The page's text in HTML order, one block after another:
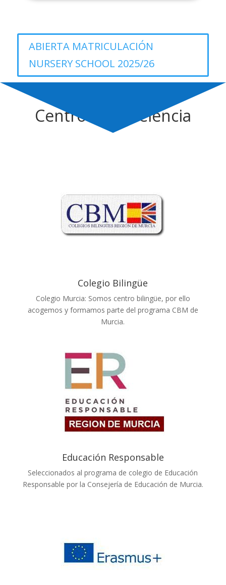
ABIERTA MATRICULACIÓN
NURSERY SCHOOL 2025/26
Centro de excelencia
Colegio Bilingüe
Colegio Murcia: Somos centro bilingüe, por ello
acogemos y formamos parte del programa CBM de
Murcia.
Educación Responsable
Seleccionados al programa de colegio de Educación
Responsable por la Consejería de Educación de Murcia.